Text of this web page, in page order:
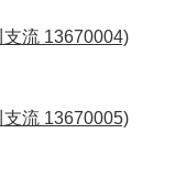
流 13670004)
流 13670005)